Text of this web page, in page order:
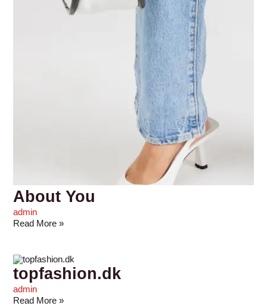
About You
admin
Read More »
topfashion.dk
admin
Read More »